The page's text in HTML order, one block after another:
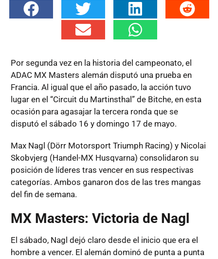
Por segunda vez en la historia del campeonato, el
ADAC MX Masters alemán disputó una prueba en
Francia. Al igual que el año pasado, la acción tuvo
lugar en el “Circuit du Martinsthal” de Bitche, en esta
ocasión para agasajar la tercera ronda que se
disputó el sábado 16 y domingo 17 de mayo.
Max Nagl (Dörr Motorsport Triumph Racing) y Nicolai
Skobvjerg (Handel-MX Husqvarna) consolidaron su
posición de líderes tras vencer en sus respectivas
categorías. Ambos ganaron dos de las tres mangas
del fin de semana.
MX Masters: Victoria de Nagl
El sábado, Nagl dejó claro desde el inicio que era el
hombre a vencer. El alemán dominó de punta a punta